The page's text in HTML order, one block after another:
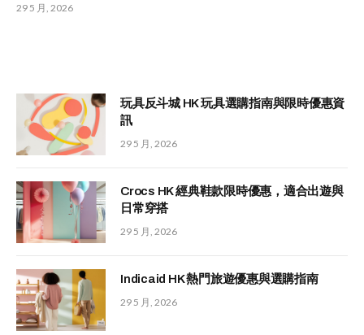
29 5 月, 2026
玩具反斗城 HK 玩具選購指南與限時優惠資
訊
29 5 月, 2026
Crocs HK 經典鞋款限時優惠，適合出遊與
日常穿搭
29 5 月, 2026
Indicaid HK 熱門旅遊優惠與選購指南
29 5 月, 2026